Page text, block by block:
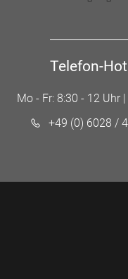
Telefon-
Mo - Fr: 8:30 - 12 Uhr
+49 (0) 6028 /